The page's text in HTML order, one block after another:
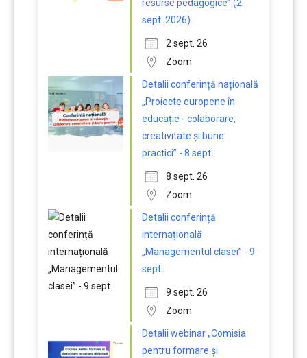
resurse pedagogice” (2
sept. 2026)
2 sept. 26
Zoom
Detalii conferință națională
„Proiecte europene în
educație - colaborare,
creativitate și bune
practici” - 8 sept.
8 sept. 26
Zoom
Detalii conferință
internațională
„Managementul clasei” - 9
sept.
9 sept. 26
Zoom
Detalii webinar „Comisia
pentru formare și